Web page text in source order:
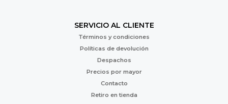
SERVICIO AL CLIENTE
Términos y condiciones
Políticas de devolución
Despachos
Precios por mayor
Contacto
Retiro en tienda